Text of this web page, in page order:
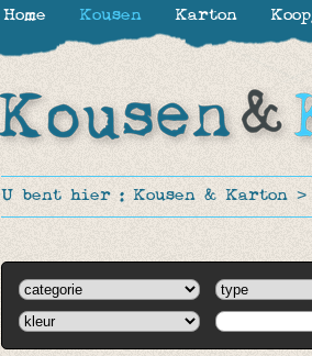
U bent hier : Kousen & Karton >
Home Kousen Karton